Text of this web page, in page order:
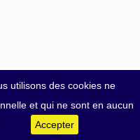
utilisons des cookies ne
et qui ne sont en aucun
Accepter